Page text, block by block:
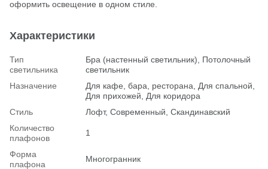
оформить освещение в одном стиле.
Характеристики
Тип
светильника
Бра (настенный светильник), Потолочный
светильник
Назначение
Для кафе, бара, ресторана, Для спальной,
Для прихожей, Для коридора
Стиль
Лофт, Современный, Скандинавский
Количество
плафонов
1
Форма
плафона
Многогранник